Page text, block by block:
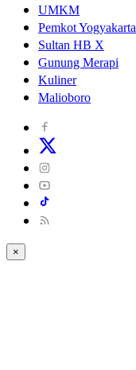
UMKM
Pemkot Yogyakarta
Sultan HB X
Gunung Merapi
Kuliner
Malioboro
×